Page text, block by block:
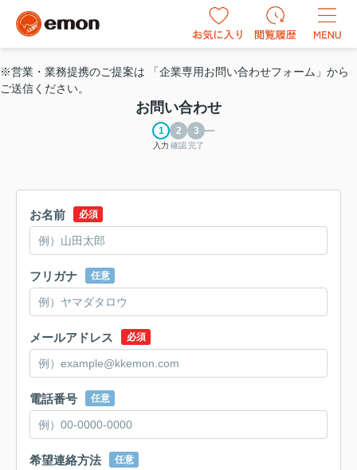
※営業・業務提携のご提案は 「企業専用お問い合わせフォーム」から
ご送信ください。
お問い合わせ
入力 確認完了
お名前 必須
フリガナ 任意
メールアドレス 必須
電話番号 任意
希望連絡方法 任意